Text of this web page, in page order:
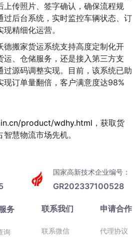
上传照片、签字确认，确保流程规
过后台系统，实时监控车辆状态、订
精细化运营。
德搬家货运系统支持高度定制化开
运、仓储服务，还是接入第三方支
过源码调整实现。目前，该系统已助
现订单量翻倍，客户满意度达98%
product/wdhy.html ，获取货
慧物流市场先机。
国家高新技术企业编号：
GR202337100528
务
询
联系我们
联系微信
申请合作
代理协议